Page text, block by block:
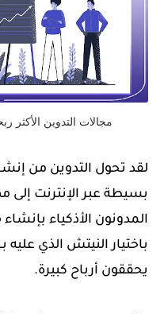
مجالات التدوين الأكثر
لقد تحول التدوين من
بسيطة عبر الإنترنت إلى
المدونون الأذكياء
باختيار النيتش الذي عليه
يحققون أرباح كبيرة.